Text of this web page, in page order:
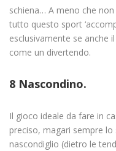
schiena… A meno che
tutto questo sport
esclusivamente se anche
come un divertendo.
8 Nascondino.
Il gioco ideale da fare in
preciso, magari sempre
nascondiglio (dietro le